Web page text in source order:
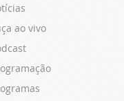
ao vivo